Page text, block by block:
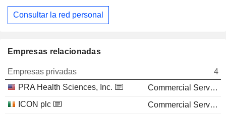
Consultar la red personal
Empresas relacionadas
Empresas privadas
4
PRA Health Sciences, Inc.
Commercial Services
ICON plc
Commercial Services